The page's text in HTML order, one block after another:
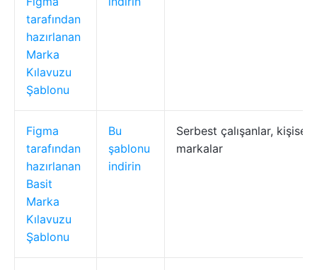
tarafından
hazırlanan
Marka
Kılavuzu
Şablonu
Figma
tarafından
hazırlanan
Basit
Marka
Kılavuzu
Şablonu
Bu
şablonu
indirin
Serbest çalışanlar, kişisel
markalar